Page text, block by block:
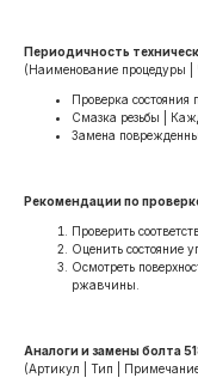
Периодичность
(Наименование процедуры |
Проверка
Смазка резьбы |
Замена
Рекомендации по
Проверить
Оценить состояние
Осмотреть
ржавчины.
Аналоги и замены болта
(Артикул | Тип |